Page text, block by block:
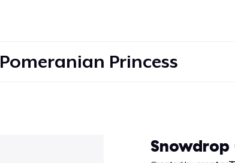
Pomeranian Princess